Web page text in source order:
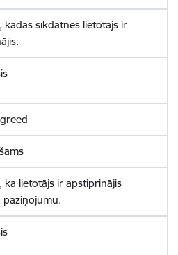
kādas sīkdatnes lietotājs ir
ka lietotājs ir apstiprinājis
paziņojumu.